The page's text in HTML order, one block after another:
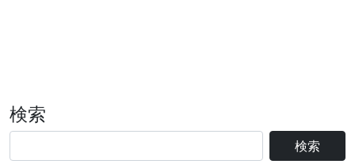
検索
検索